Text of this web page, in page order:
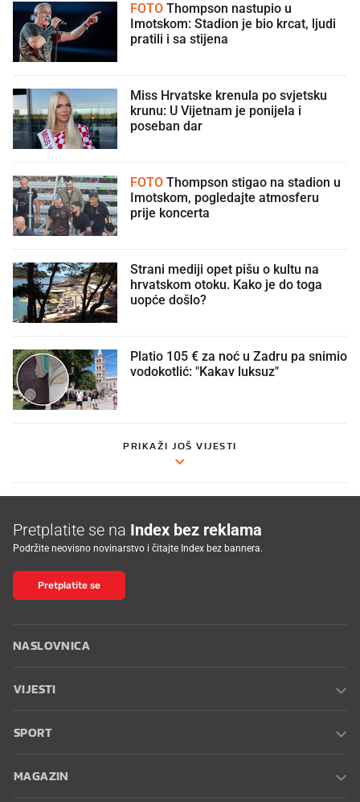
FOTO
Imotskom: Stadion je bio krcat, ljudi
pratili i sa stijena
Miss Hrvatske krenula po svjetsku
krunu: U Vijetnam je ponijela i
poseban dar
FOTO
Imotskom, pogledajte atmosferu
prije koncerta
Strani mediji opet pišu o kultu na
hrvatskom otoku. Kako je do toga
uopće došlo?
Platio 105 € za noć u Zadru pa snimio
vodokotlić: "Kakav luksuz"
PRIKAŽI JOŠ VIJESTI
Pretplatite se na Index bez reklama
Podržite neovisno novinarstvo i čitajte Index bez bannera.
Pretplatite se
NASLOVNICA
VIJESTI
SPORT
MAGAZIN